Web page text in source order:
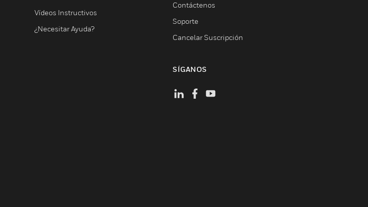
Vídeos Instructivos
¿Necesitar Ayuda?
Contáctenos
Soporte
Cancelar Suscripción
SÍGANOS